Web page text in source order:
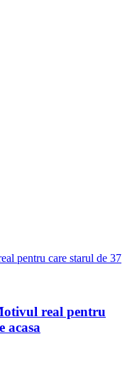
real pentru
acasa